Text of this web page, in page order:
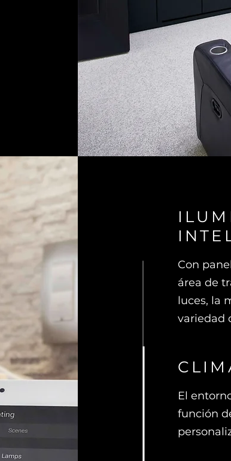
Con
área de
luces, la
variedad
El
función